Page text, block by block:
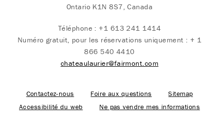
Ontario K1N 8S7, Canada
Téléphone : +1 613 241 1414
Numéro gratuit, pour les réservations uniquement : + 1
866 540 4410
chateaulaurier@fairmont.com
Contactez-nous Foire aux questions
Sitemap
Accessibilité du web
Ne pas vendre mes informations